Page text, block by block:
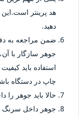
هد پرینتر
دهید.
ضمن مراجعه به
جوهر سازگار با
استفاده باید
چاپ در دستگاه
حالا باید جوهر را
جوهر داخل سرنگ